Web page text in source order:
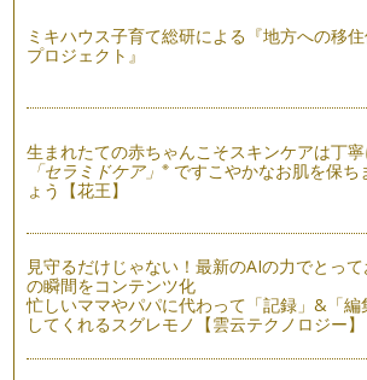
撮った写真を全部のせ！インデックスプリ
う！！
ライフメディアのリサーチバンクが２年前
もっと写真をプレゼントしませんか？枚数
スを紹介！
一緒にお出かけしたお友だちや普段会えな
将来の親子コミュニケーションのために写真
ママ向けに写真の撮り方を教える教室や書
子どもの写真をうまく撮れ…
忙しいママに最適☆スマホの写真を手早く
ミキハウス子育て総研による『地方への移
プロジェクト』
生まれたての赤ちゃんこそスキンケアは丁寧
「セラミドケア」※ ですこやかなお肌を保ち
ょう【花王】
見守るだけじゃない！最新のAIの力でとって
の瞬間をコンテンツ化
忙しいママやパパに代わって「記録」&「編
してくれるスグレモノ【雲云テクノロジー】